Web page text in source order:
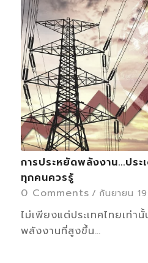
การประหยัดพลังงาน...ประ
ทุกคนควรรู้
0 Comments / กันยายน
ไม่เพียงแต่ประเทศไทยเท่า
พลังงานที่สูงขึ้น…